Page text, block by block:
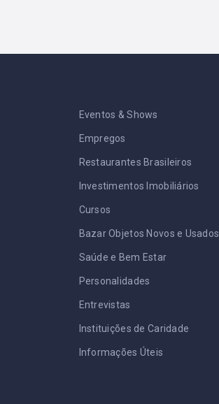
Eventos & Shows
Empregos
Restaurantes Brasileiros
Investimentos Imobiliários
Cursos
Bazar Objetos Novos e Usados
Saúde e Bem Estar
Personalidades
Entrevistas
Instituições de Caridade
Informações Úteis